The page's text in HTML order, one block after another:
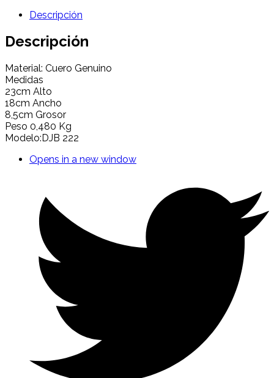
Descripción
Descripción
Material: Cuero Genuino
Medidas
23cm Alto
18cm Ancho
8,5cm Grosor
Peso 0,480 Kg
Modelo:DJB 222
Opens in a new window